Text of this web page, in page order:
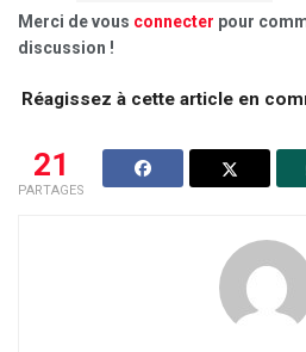
Merci de vous connecter pour
discussion !
Réagissez à cette article en
21
PARTAGES